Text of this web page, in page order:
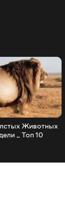
Животных
_ Топ 10